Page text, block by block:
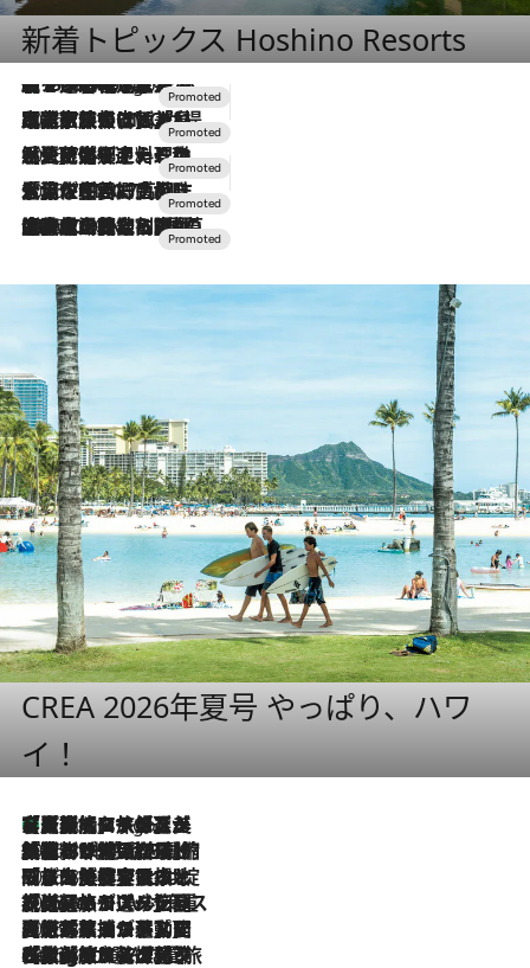
新着トピックス Hoshino Resorts
5 Hours Ago
【トンボの足水浴】ヒノキの香りに包まれて涼感マックス！約13℃の湧水かけ流しを避暑地「星野温泉 トンボの湯」で体験
2026.7.31
【ホテル帰省】という選択肢をOMOが提案。家族とほどよい距離を保つには「昼は実家、夜は気兼ねなくホテルで！」
2026.7.24
【夏限定ディナーコース】旬を迎える稚鮎や花ズッキーニなどをイタリア・トスカーナの郷土料理の手法で満喫！
2026.7.17
「土佐和ハーブかき氷」がOMO7高知に登場！生姜、山椒、大葉など目にも舌にも涼を呼ぶ郷土の味
2026.7.10
NEW OPEN！【界 草津】名湯の地に誕生。趣の異なる2種の温泉と上州ならではの会席・蕎麦割烹など美食を味わう究極の癒やし旅
CREA 2026年夏号 やっぱり、ハワ
イ！
7 Hours Ago
【厳選旅コスメ】「多機能アイテムがメイン！」旅好き美容エディターが選んだ夏旅ベストコスメを発表【Mサイズジップ】
2026.8.6
「荷物が増えるほど旅ストレスは増す」美容ジャーナリストがたどり着いた最終結論。“化粧品を劇的に減らす”感動の凝縮美容とは
2026.8.6
「旅先には金髪ウィッグを持参」日本と同じメイクでは損してる!? 美容ジャーナリストが提案する“掟破りの旅美容”とは
2026.8.6
【厳選旅コスメ】「身軽さ＆UV対策重視！」ヘアアーティストshucoが選んだ夏旅ベストコスメを発表【Mサイズジップ】
2026.8.5
【厳選旅コスメ】国内をあちこち移動する河井菜摘が選んだ夏旅ベストコスメ発表！「リラックスアイテムはマスト」【Mサイズジップ】
2026.8.4
【厳選旅コスメ】「紫外線＆乾燥対策しながらメイク感も！」ヘア＆メイクGeorgeが選んだ夏旅ベストコスメを発表！【Mサイズジップ】